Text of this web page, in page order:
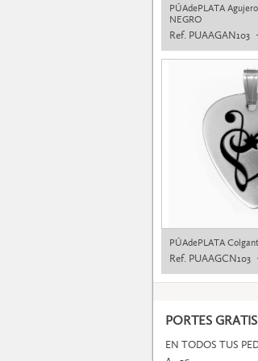
PÚAdePLATA
NEGRO
Ref. PUAAGAN103
PÚAdePLATA
Ref. PUAAGCN103
PORTES GRATIS
EN TODOS TUS